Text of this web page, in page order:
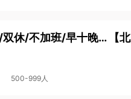
心理督导师（全职/近地铁/双休/不加班/早十晚七） 【
500-999人